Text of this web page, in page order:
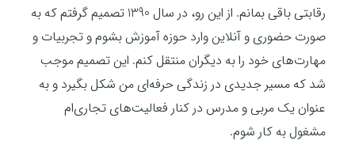
رقابتی باقی بمانم. از این رو، در سال 1390 تصمیم گرفتم که به
صورت حضوری و آنلاین وارد حوزه آموزش بشوم و تجربیات و
مهارت‌های خود را به دیگران منتقل کنم. این تصمیم موجب
شد که مسیر جدیدی در زندگی حرفه‌ای من شکل بگیرد و به
عنوان یک مربی و مدرس در کنار فعالیت‌های تجاری‌ام
مشغول به کار شوم.